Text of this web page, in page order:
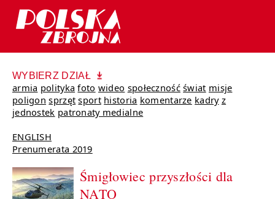
WYBIERZ DZIAŁ
armia polityka foto wideo społeczność świat misje
poligon sprzęt sport historia komentarze kadry z
jednostek patronaty medialne
ENGLISH
Prenumerata 2019
Śmigłowiec przyszłości dla
NATO